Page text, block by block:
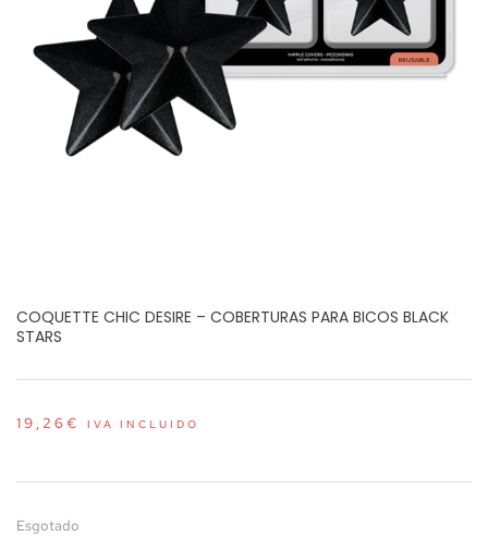
COQUETTE CHIC DESIRE – COBERTURAS PARA BICOS BLACK
STARS
19,26€ IVA INCLUIDO
Esgotado